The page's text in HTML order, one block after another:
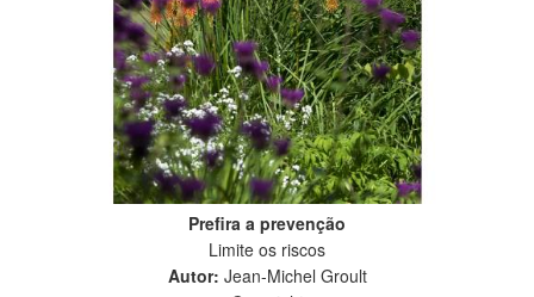
Prefira a prevenção
Limite os riscos
Autor: Jean-Michel Groult